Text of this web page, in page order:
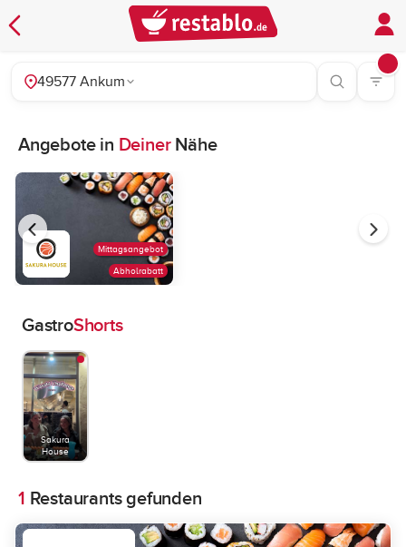
49577 Ankum
Angebote in DeinerNähe
Abholrabatt
Mittagsangebot
GastroShorts
Sakura
House
1 Restaurants gefunden